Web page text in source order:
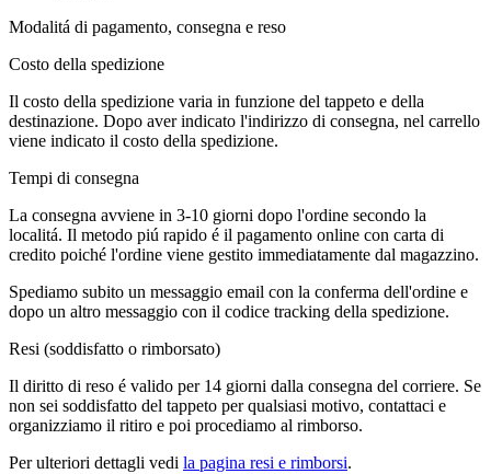
Modalitá di pagamento, consegna e reso
Costo della spedizione
Il costo della spedizione varia in funzione del tappeto e della
destinazione. Dopo aver indicato l'indirizzo di consegna, nel carrello
viene indicato il costo della spedizione.
Tempi di consegna
La consegna avviene in 3-10 giorni dopo l'ordine secondo la
localitá. Il metodo piú rapido é il pagamento online con carta di
credito poiché l'ordine viene gestito immediatamente dal magazzino.
Spediamo subito un messaggio email con la conferma dell'ordine e
dopo un altro messaggio con il codice tracking della spedizione.
Resi (soddisfatto o rimborsato)
Il diritto di reso é valido per 14 giorni dalla consegna del corriere. Se
non sei soddisfatto del tappeto per qualsiasi motivo, contattaci e
organizziamo il ritiro e poi procediamo al rimborso.
Per ulteriori dettagli vedi la pagina resi e rimborsi.